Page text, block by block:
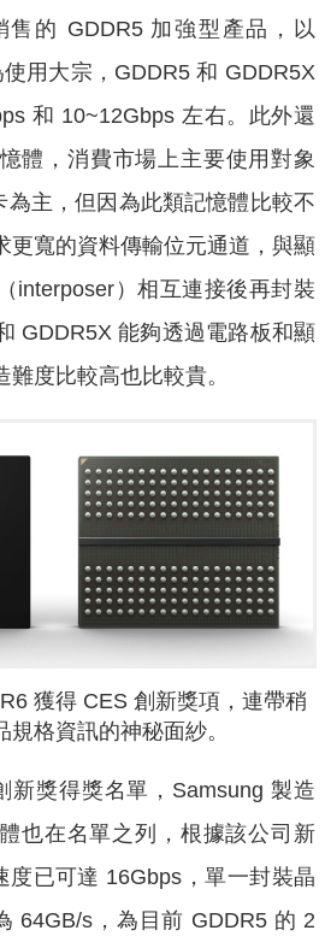
售的 GDDR5 加強型產品，以
用大宗，GDDR5 和 GDDR5X
和 10~12Gbps 左右。此外還
體，消費市場上主要使用對象
為主，但因為此類記憶體比較不
更寬的資料傳輸位元通道，與顯
interposer）相互連接後再封裝
GDDR5X 能夠透過電路板和顯
度比較高也比較貴。
獲得 CES 創新獎項，連帶稍
規格資訊的神秘面紗。
新獎得獎名單，Samsung 製造
也在名單之列，根據該公司新
度已可達 16Gbps，單一封裝晶
64GB/s，為目前 GDDR5 的 2